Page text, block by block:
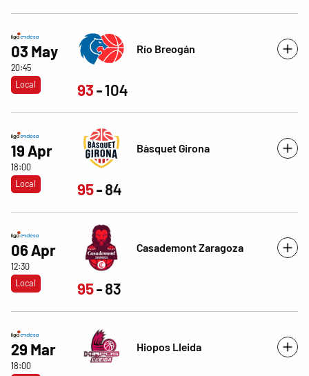
03 May
20:45
Local
Río Breogán
93 104
19 Apr
18:00
Local
Bàsquet Girona
95 84
06 Apr
12:30
Local
Casademont Zaragoza
95 83
29 Mar
18:00
Hiopos Lleida